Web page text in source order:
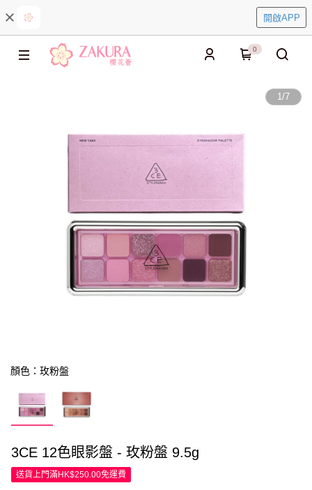
開啟APP
0
1/7
顏色：玫粉盤
3CE 12色眼影盤 - 玫粉盤 9.5g
送貨上門滿HK$250.00免運費